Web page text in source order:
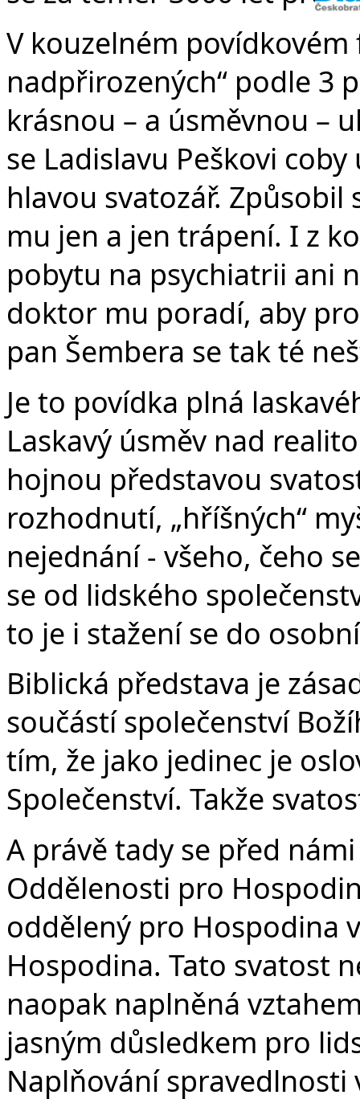
V kouzelném povídkovém
nadpřirozených“ podle 3
krásnou – a úsměvnou –
se Ladislavu Peškovi
hlavou svatozář.
mu jen a jen trápení. I z
pobytu na psychiatrii ani
doktor mu poradí, aby
pan Šembera se tak té
Je to povídka plná
Laskavý úsměv nad
hojnou představou
rozhodnutí, „hříšných“
nejednání - všeho, čeho
se od lidského
to je i stažení se do
Biblická představa je
součástí společenství
tím, že jako jedinec je
Společenství. Takže
A právě tady se před
Oddělenosti pro
oddělený pro Hospodina
Hospodina. Tato svatost
naopak naplněná
jasným důsledkem pro
Naplňování spravedlnosti